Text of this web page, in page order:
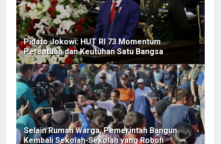
Pidato Jokowi: HUT RI 73 Momentum
Persatuan dan Keutuhan Satu Bangsa
Selain Rumah Warga, Pemerintah Bangun
Kembali Sekolah-Sekolah yang Roboh